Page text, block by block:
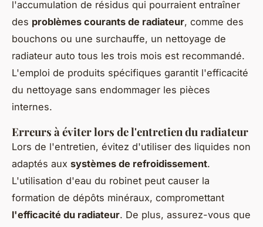
l'accumulation de résidus qui pourraient entraîner
des problèmes courants de radiateur, comme des
bouchons ou une surchauffe, un nettoyage de
radiateur auto tous les trois mois est recommandé.
L'emploi de produits spécifiques garantit l'efficacité
du nettoyage sans endommager les pièces
internes.
Erreurs à éviter lors de l'entretien du radiateur
Lors de l'entretien, évitez d'utiliser des liquides non
adaptés aux systèmes de refroidissement.
L'utilisation d'eau du robinet peut causer la
formation de dépôts minéraux, compromettant
l'efficacité du radiateur. De plus, assurez-vous que